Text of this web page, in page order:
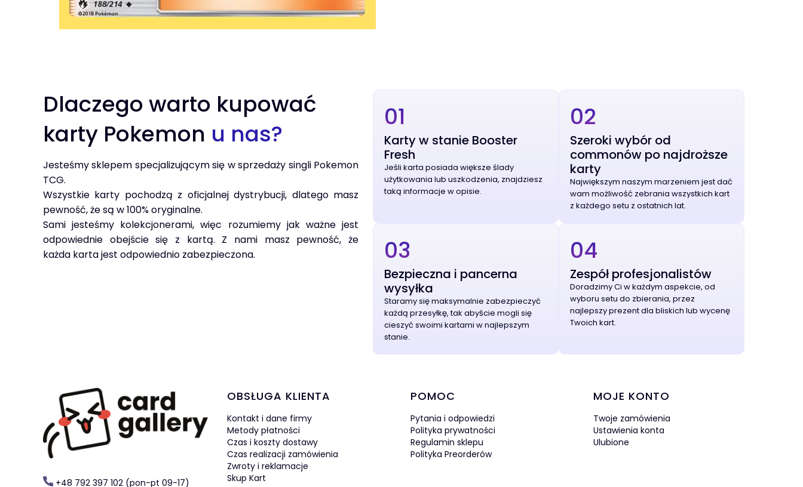
Dlaczego warto kupować
karty Pokemon u nas?
Jesteśmy sklepem specjalizującym się w sprzedaży singli Pokemon
TCG.
Wszystkie karty pochodzą z oficjalnej dystrybucji, dlatego masz
pewność, że są w 100% oryginalne.
Sami jesteśmy kolekcjonerami, więc rozumiemy jak ważne jest
odpowiednie obejście się z kartą. Z nami masz pewność, że
każda karta jest odpowiednio zabezpieczona.
01
Karty w stanie Booster
Fresh
Jeśli karta posiada większe ślady
użytkowania lub uszkodzenia, znajdziesz
taką informacje w opisie.
02
Szeroki wybór od
commonów po najdroższe
karty
Największym naszym marzeniem jest dać
wam możliwość zebrania wszystkich kart
z każdego setu z ostatnich lat.
03
Bezpieczna i pancerna
wysyłka
Staramy się maksymalnie zabezpieczyć
każdą przesyłkę, tak abyście mogli się
cieszyć swoimi kartami w najlepszym
stanie.
04
Zespół profesjonalistów
Doradzimy Ci w każdym aspekcie, od
wyboru setu do zbierania, przez
najlepszy prezent dla bliskich lub wycenę
Twoich kart.
+48 792 397 102 (pon-pt 09-17)
Linki w stopce
OBSŁUGA KLIENTA
Kontakt i dane firmy
Metody płatności
Czas i koszty dostawy
Czas realizacji zamówienia
Zwroty i reklamacje
Skup Kart
POMOC
Pytania i odpowiedzi
Polityka prywatności
Regulamin sklepu
Polityka Preorderów
MOJE KONTO
Twoje zamówienia
Ustawienia konta
Ulubione